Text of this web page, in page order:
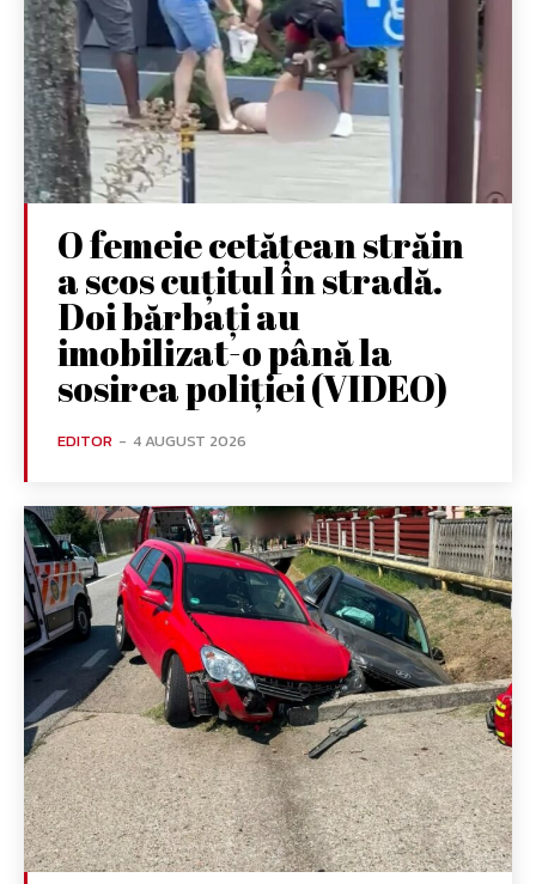
O femeie cetățean străin
a scos cuțitul în stradă.
Doi bărbați au
imobilizat-o până la
sosirea poliției (VIDEO)
EDITOR - 4 AUGUST 2026